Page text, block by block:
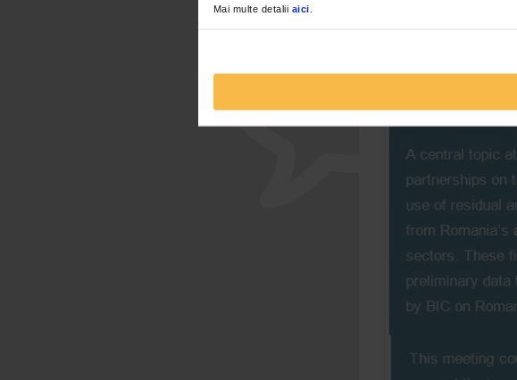
Mai multe detalii aici